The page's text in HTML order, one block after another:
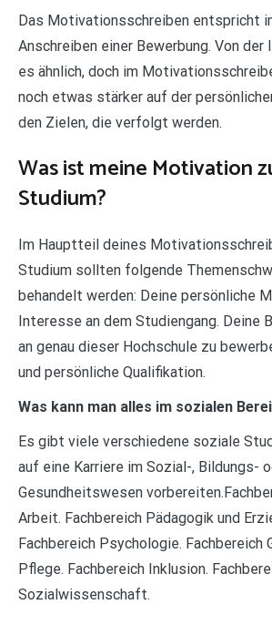
Das Motivationsschreiben entspricht
Anschreiben einer Bewerbung. Von
es ähnlich, doch im
noch etwas stärker auf der
den Zielen, die verfolgt werden.
Was ist meine Motivation
Studium?
Im Hauptteil deines
Studium sollten folgende
behandelt werden: Deine persönliche
Interesse an dem Studiengang. Deine
an genau dieser Hochschule zu
und persönliche Qualifikation.
Was kann man alles im sozialen
Es gibt viele verschiedene soziale
auf eine Karriere im Sozial-, Bildungs-
Gesundheitswesen
Arbeit. Fachbereich Pädagogik und
Fachbereich Psychologie. Fachbereich
Pflege. Fachbereich Inklusion.
Sozialwissenschaft.